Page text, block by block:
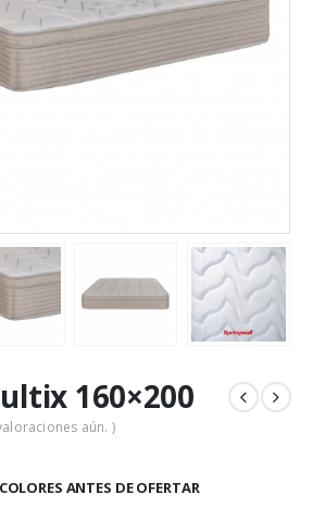
160×200
aún. )
ANTES DE OFERTAR